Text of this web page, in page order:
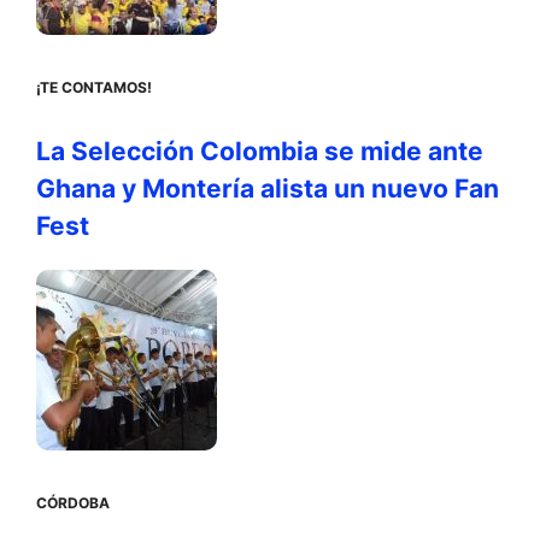
¡TE CONTAMOS!
La Selección Colombia se mide ante
Ghana y Montería alista un nuevo Fan
Fest
CÓRDOBA